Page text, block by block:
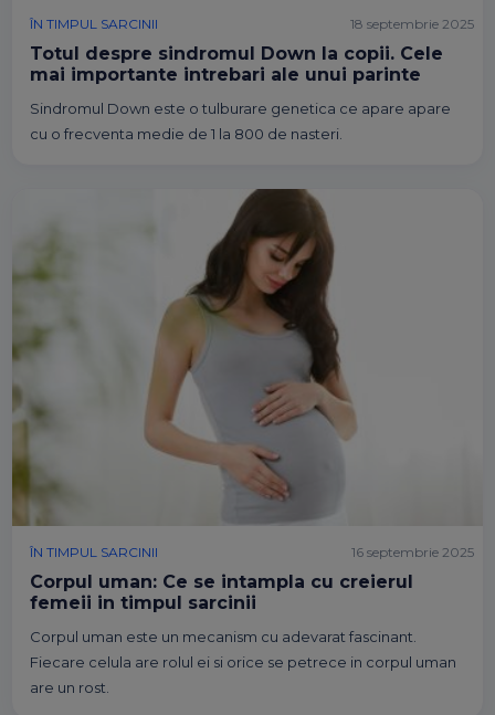
ÎN TIMPUL SARCINII
Totul despre sindromul Down la copii. Cele
mai importante intrebari ale unui parinte
Sindromul Down este o tulburare genetica ce apare apare
cu o frecventa medie de 1 la 800 de nasteri.
18 septembrie 2025
ÎN TIMPUL SARCINII
Corpul uman: Ce se intampla cu creierul
femeii in timpul sarcinii
Corpul uman este un mecanism cu adevarat fascinant.
Fiecare celula are rolul ei si orice se petrece in corpul uman
are un rost.
16 septembrie 2025